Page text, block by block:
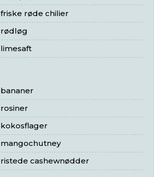
friske røde chilier
rødløg
limesaft
bananer
rosiner
kokosflager
mangochutney
ristede cashewnødder